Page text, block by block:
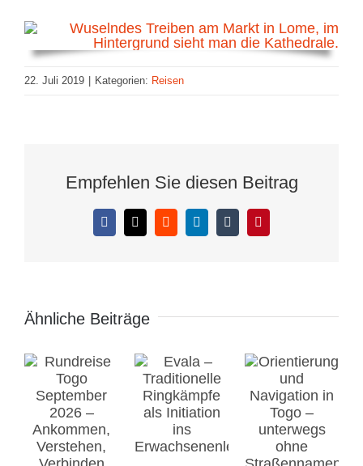
22. Juli 2019 Kategorien: Reisen
Empfehlen Sie diesen Beitrag
Facebook
X RedditLinkedInTumblrPinterest
Ähnliche Beiträge